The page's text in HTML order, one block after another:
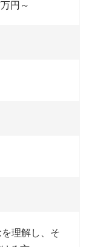
円～
理解し、そ